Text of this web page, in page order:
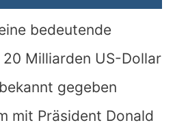
bedeutende
Milliarden US-Dollar
gegeben
mit Präsident Donald